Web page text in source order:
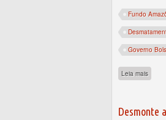
Fundo
Governo
Leia mais
Desmonte